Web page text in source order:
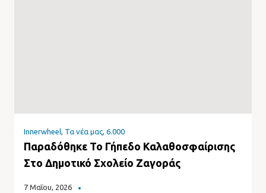
Innerwheel, Τα νέα μας, 6.000
Παραδόθηκε Το Γήπεδο Καλαθοσφαίρισης
Στο Δημοτικό Σχολείο Ζαγοράς
7 Μαΐου, 2026